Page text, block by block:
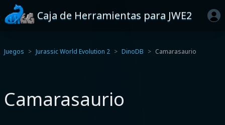
Caja de Herramientas para JWE2
Juegos Jurassic World Evolution 2 DinoDB Camarasaurio
Camarasaurio